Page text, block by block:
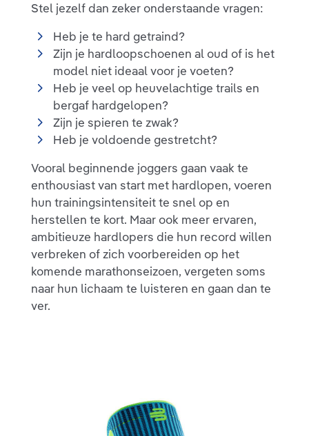
Stel jezelf dan zeker onderstaande vragen:
Heb je te hard getraind?
Zijn je hardloopschoenen al oud of is het
model niet ideaal voor je voeten?
Heb je veel op heuvelachtige trails en
bergaf hardgelopen?
Zijn je spieren te zwak?
Heb je voldoende gestretcht?
Vooral beginnende joggers gaan vaak te
enthousiast van start met hardlopen, voeren
hun trainingsintensiteit te snel op en
herstellen te kort. Maar ook meer ervaren,
ambitieuze hardlopers die hun record willen
verbreken of zich voorbereiden op het
komende marathonseizoen, vergeten soms
naar hun lichaam te luisteren en gaan dan te
ver.